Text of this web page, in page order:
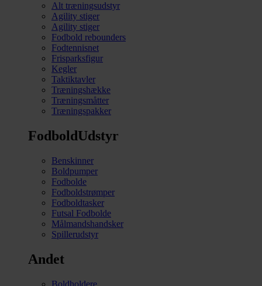
Alt træningsudstyr
Agility stiger
Agility stiger
Fodbold rebounders
Fodtennisnet
Frisparksfigur
Kegler
Taktiktavler
Træningshække
Træningsmåtter
Træningspakker
FodboldUdstyr
Benskinner
Boldpumper
Fodbolde
Fodboldstrømper
Fodboldtasker
Futsal Fodbolde
Målmandshandsker
Spillerudstyr
Andet
Boldholdere